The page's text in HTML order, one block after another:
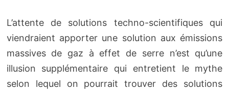
L’attente de solutions techno-scientifiques qui
viendraient apporter une solution aux émissions
massives de gaz à effet de serre n’est qu’une
illusion supplémentaire qui entretient le mythe
selon lequel on pourrait trouver des solutions